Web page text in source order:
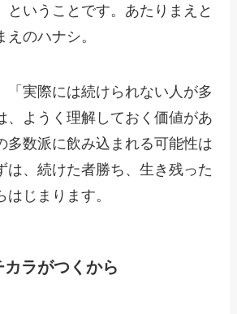
ということです。あたりまえと
のハナシ。
「実際には続けられない人が多
、ようく理解しておく価値があ
多数派に飲み込まれる可能性は
は、続けた者勝ち、生き残った
じまります。
ラがつくから